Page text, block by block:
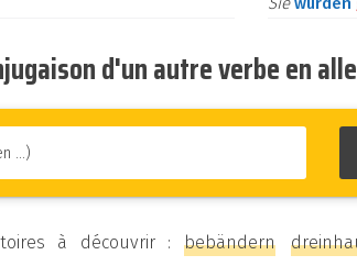
d'un autre verbe en
à découvrir : bebändern